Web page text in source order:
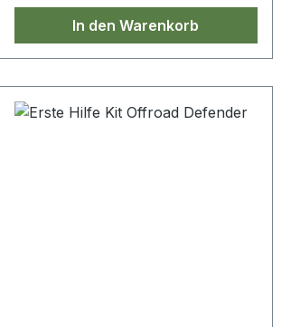
In den Warenkorb